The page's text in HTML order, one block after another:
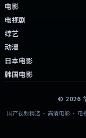
电影
电视剧
综艺
动漫
日本电影
韩国电影
© 2026
国产视频精选 · 高清电影 ·